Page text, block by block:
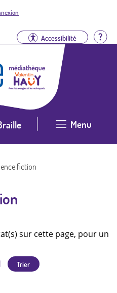
Accessibilité
Menu
fiction
sur cette page, pour un